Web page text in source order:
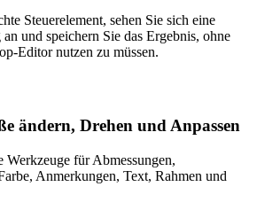
Steuerelement, sehen Sie sich eine
und speichern Sie das Ergebnis, ohne
Editor nutzen zu müssen.
ändern, Drehen und Anpassen
Werkzeuge für Abmessungen,
Anmerkungen, Text, Rahmen und